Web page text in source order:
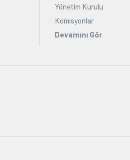
Yönetim Kurulu
Komisyonlar
Devamını Gör